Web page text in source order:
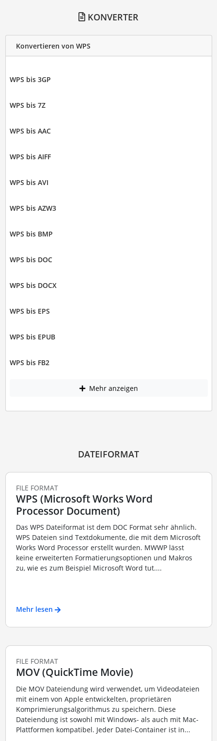
KONVERTER
Konvertieren von WPS
WPS bis 3GP
WPS bis 7Z
WPS bis AAC
WPS bis AIFF
WPS bis AVI
WPS bis AZW3
WPS bis BMP
WPS bis DOC
WPS bis DOCX
WPS bis EPS
WPS bis EPUB
WPS bis FB2
Mehr anzeigen
DATEIFORMAT
FILE FORMAT
WPS (Microsoft Works Word
Processor Document)
Das WPS Dateiformat ist dem DOC Format sehr ähnlich.
WPS Dateien sind Textdokumente, die mit dem Microsoft
Works Word Processor erstellt wurden. MWWP lässt
keine erweiterten Formatierungsoptionen und Makros
zu, wie es zum Beispiel Microsoft Word tut....
Mehr lesen
FILE FORMAT
MOV (QuickTime Movie)
Die MOV Dateiendung wird verwendet, um Videodateien
mit einem von Apple entwickelten, proprietären
Komprimierungsalgorithmus zu speichern. Diese
Dateiendung ist sowohl mit Windows- als auch mit Mac-
Plattformen kompatibel. Jeder Datei-Container ist in...